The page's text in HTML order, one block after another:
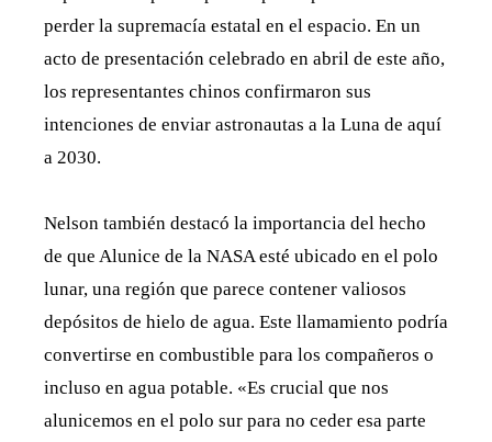
perder la supremacía estatal en el espacio. En un
acto de presentación celebrado en abril de este año,
los representantes chinos confirmaron sus
intenciones de enviar astronautas a la Luna de aquí
a 2030.
Nelson también destacó la importancia del hecho
de que Alunice de la NASA esté ubicado en el polo
lunar, una región que parece contener valiosos
depósitos de hielo de agua. Este llamamiento podría
convertirse en combustible para los compañeros o
incluso en agua potable. «Es crucial que nos
alunicemos en el polo sur para no ceder esa parte